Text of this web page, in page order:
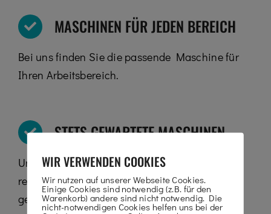
MASCHINEN FÜR JEDEN BEREICH
Bei uns finden Sie die passende Maschine für
Ihren Arbeitsbereich.
STETS GEWARTETE MASCHINEN
Unsere Maschinen werden von uns in
regelmäßigen Abständen überprüft und
gewartet.
WIR VERWENDEN COOKIES
Wir nutzen auf unserer Webseite Cookies.
Einige Cookies sind notwendig (z.B. für den
Warenkorb) andere sind nicht notwendig. Die
nicht-notwendigen Cookies helfen uns bei der